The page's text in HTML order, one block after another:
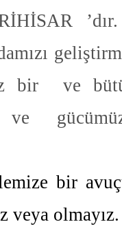
bir ve
ve
bir
veya